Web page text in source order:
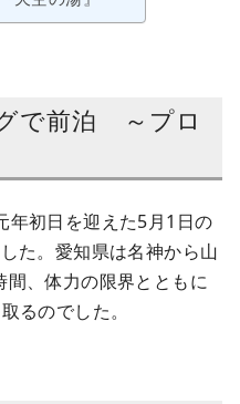
で前泊 ～プロ
年初日を迎えた5月1日の
た。愛知県は名神から山
、体力の限界とともに
るのでした。